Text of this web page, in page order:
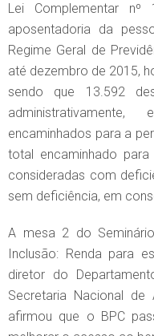
Lei Complementar
aposentadoria da
Regime Geral de
até dezembro de 2015,
sendo que 13.592
encaminhados para a
total encaminhado
consideradas com
sem deficiência, em
A mesa 2 do
Inclusão: Renda para
diretor do
Secretaria Nacional de
afirmou que o BPC